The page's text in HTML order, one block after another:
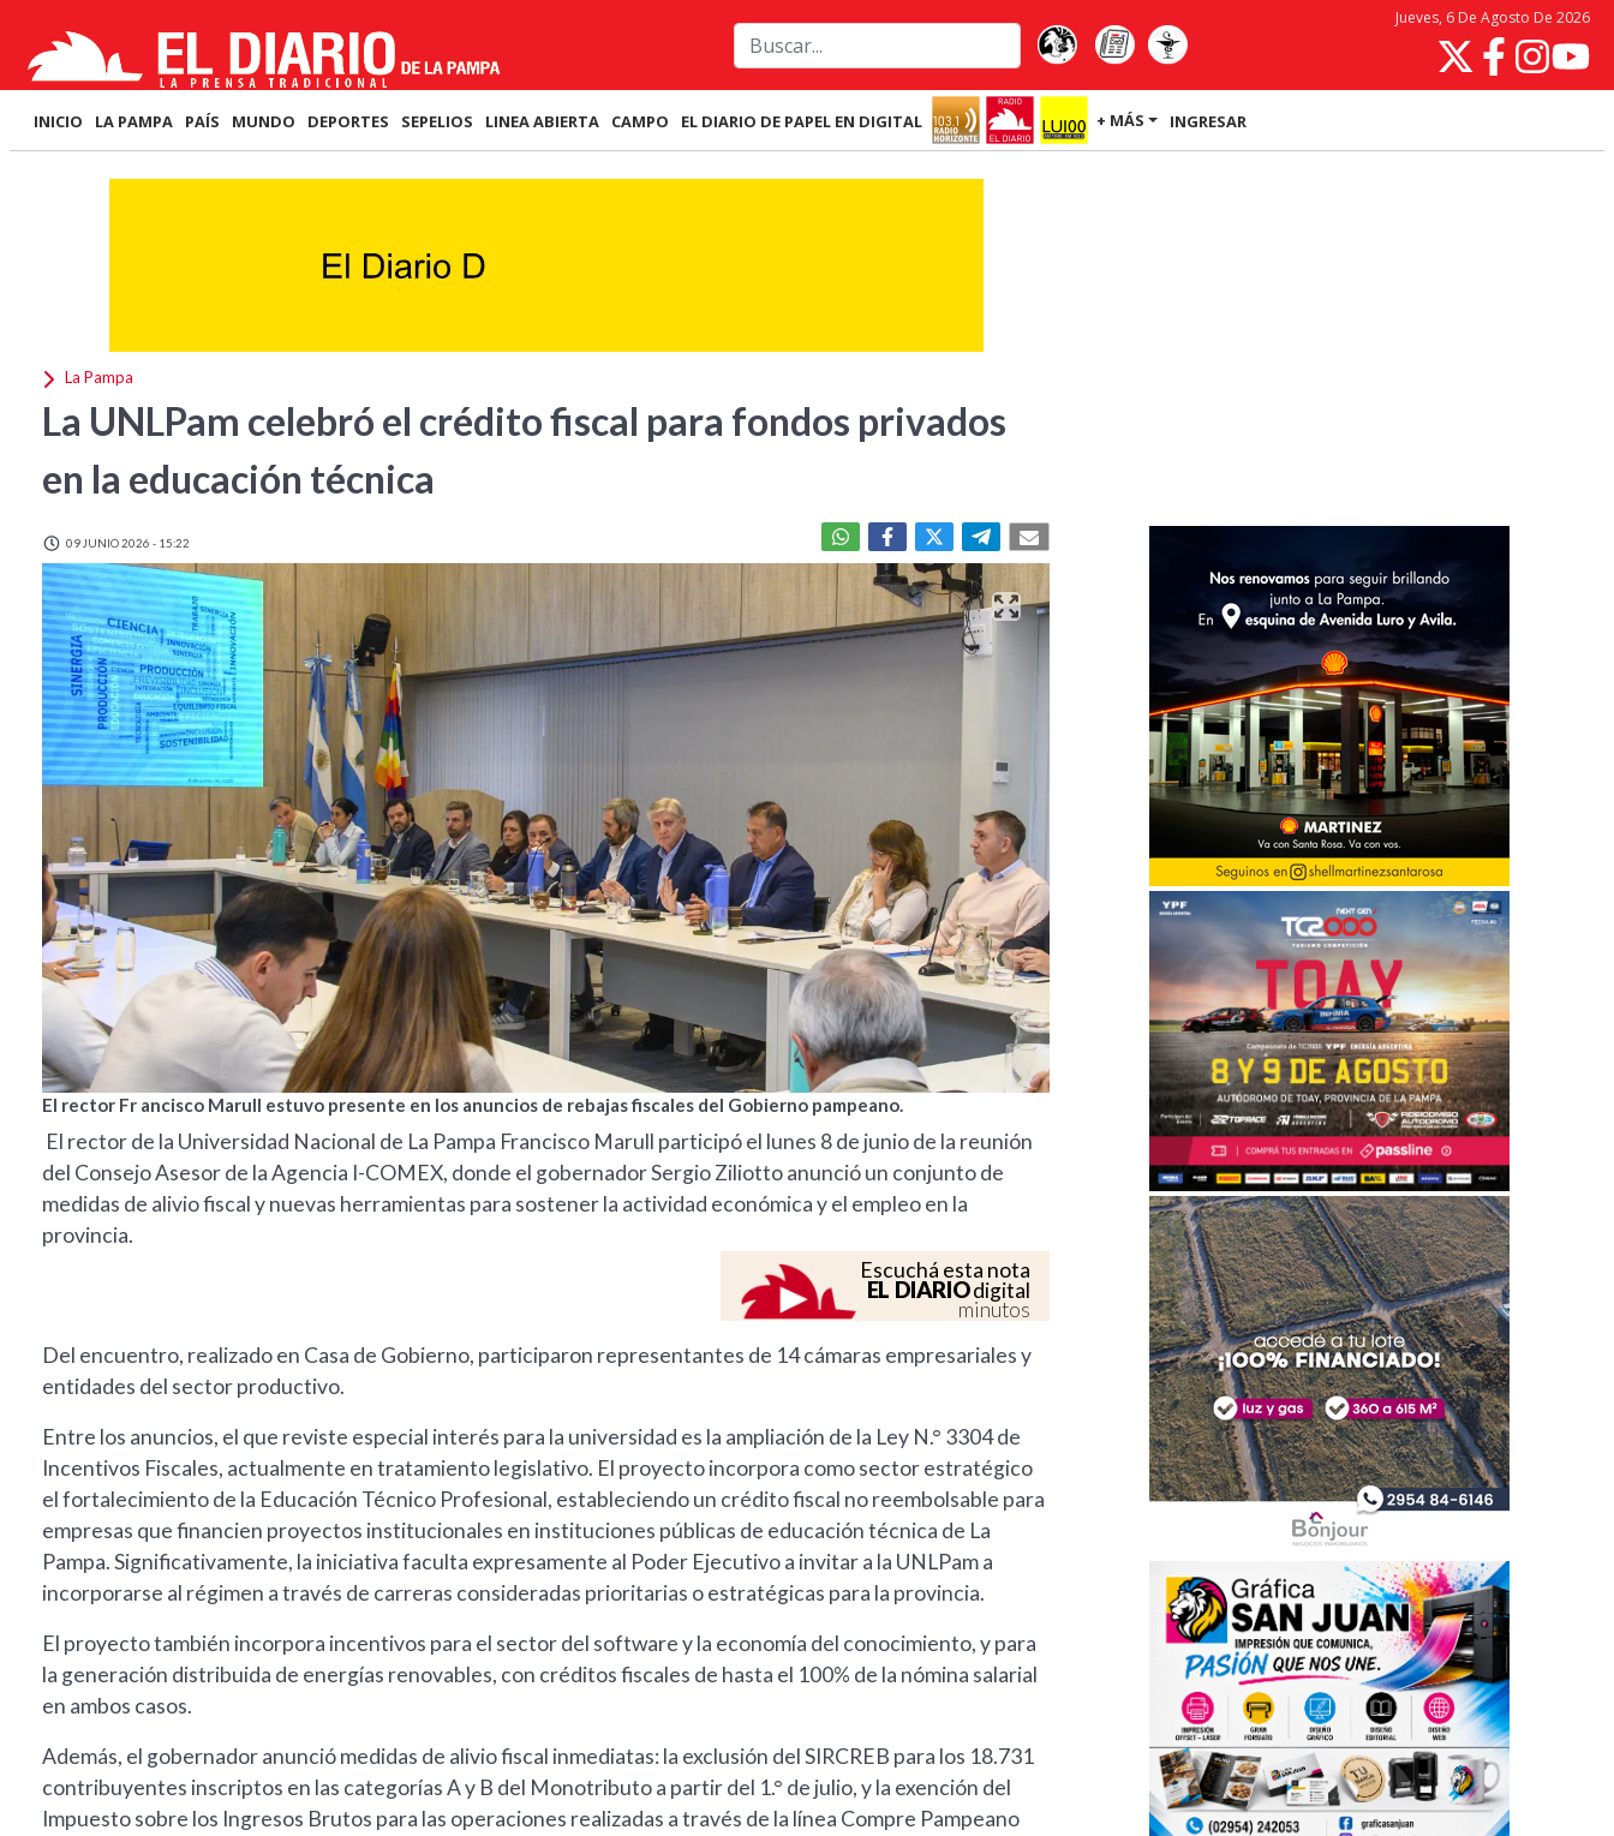
Jueves, 6 De Agosto De 2026
INICIO LA PAMPA PAÍS MUNDO DEPORTES SEPELIOS LINEA ABIERTA CAMPO EL DIARIO DE PAPEL EN DIGITAL + MÁS INGRESAR
La Pampa
La UNLPam celebró el crédito fiscal para fondos privados
en la educación técnica
09 JUNIO 2026 - 15:22
El rector Fr ancisco Marull estuvo presente en los anuncios de rebajas fiscales del Gobierno pampeano.
El rector de la Universidad Nacional de La Pampa Francisco Marull participó el lunes 8 de junio de la reunión
del Consejo Asesor de la Agencia I-COMEX, donde el gobernador Sergio Ziliotto anunció un conjunto de
medidas de alivio fiscal y nuevas herramientas para sostener la actividad económica y el empleo en la
provincia.
Escuchá esta nota
EL DIARIOdigital
minutos
Del encuentro, realizado en Casa de Gobierno, participaron representantes de 14 cámaras empresariales y
entidades del sector productivo.
Entre los anuncios, el que reviste especial interés para la universidad es la ampliación de la Ley N.° 3304 de
Incentivos Fiscales, actualmente en tratamiento legislativo. El proyecto incorpora como sector estratégico
el fortalecimiento de la Educación Técnico Profesional, estableciendo un crédito fiscal no reembolsable para
empresas que financien proyectos institucionales en instituciones públicas de educación técnica de La
Pampa. Significativamente, la iniciativa faculta expresamente al Poder Ejecutivo a invitar a la UNLPam a
incorporarse al régimen a través de carreras consideradas prioritarias o estratégicas para la provincia.
El proyecto también incorpora incentivos para el sector del software y la economía del conocimiento, y para
la generación distribuida de energías renovables, con créditos fiscales de hasta el 100% de la nómina salarial
en ambos casos.
Además, el gobernador anunció medidas de alivio fiscal inmediatas: la exclusión del SIRCREB para los 18.731
contribuyentes inscriptos en las categorías A y B del Monotributo a partir del 1.° de julio, y la exención del
Impuesto sobre los Ingresos Brutos para las operaciones realizadas a través de la línea Compre Pampeano